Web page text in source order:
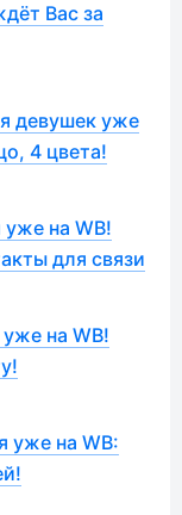
Вас за
девушек уже
4 цвета!
уже на WB!
для связи
уже на WB!
уже на WB: